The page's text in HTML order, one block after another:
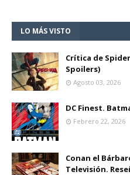
LO MÁS VISTO
Crítica de
Spoilers)
Agosto 03, 2026
DC Finest.
Febrero 22, 2026
Conan el
Televisión.